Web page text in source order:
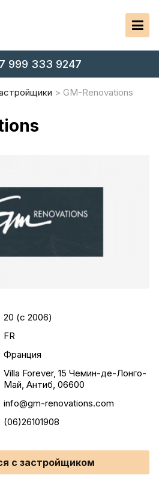
999 333 9247
GM-Renovations
20 (c 2006)
FR
Франция
Villa Forever, 15 Чемин-де-Лонго-
Май, Антиб, 06600
info@gm-renovations.com
(06)26101908
с застройщиком